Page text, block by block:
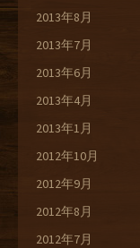
2013年8月
2013年7月
2013年6月
2013年4月
2013年1月
2012年10月
2012年9月
2012年8月
2012年7月